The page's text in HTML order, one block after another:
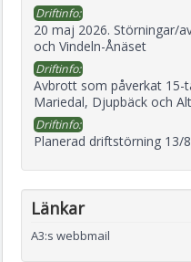
Driftinfo:
20 maj 2026. Störningar/
och Vindeln-Ånäset
Driftinfo:
Avbrott som påverkat 15-
Mariedal, Djupbäck och
Driftinfo:
Planerad driftstörning 13/8
Länkar
A3:s webbmail